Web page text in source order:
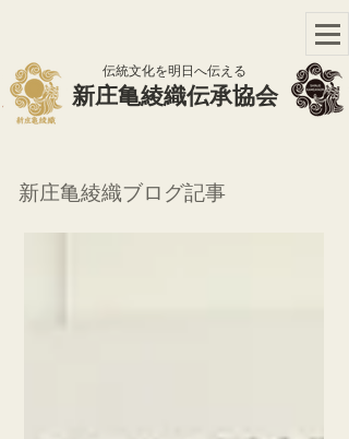
​伝統文化を明日へ伝える
​新庄亀綾織伝承協会
新庄亀綾織ブログ記事